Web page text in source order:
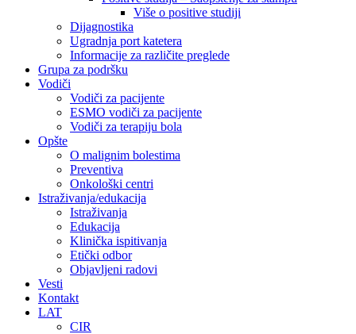
Više o positive studiji
Dijagnostika
Ugradnja port katetera
Informacije za različite preglede
Grupa za podršku
Vodiči
Vodiči za pacijente
ESMO vodiči za pacijente
Vodiči za terapiju bola
Opšte
O malignim bolestima
Preventiva
Onkološki centri
Istraživanja/edukacija
Istraživanja
Edukacija
Klinička ispitivanja
Etički odbor
Objavljeni radovi
Vesti
Kontakt
LAT
CIR